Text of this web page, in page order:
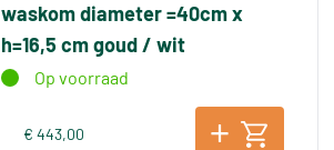
waskom diameter =40cm x
h=16,5 cm goud / wit
Op voorraad
€ 443,00